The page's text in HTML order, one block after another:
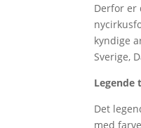
Derfor er
kyndige
Sverige,
Legende
Det
med